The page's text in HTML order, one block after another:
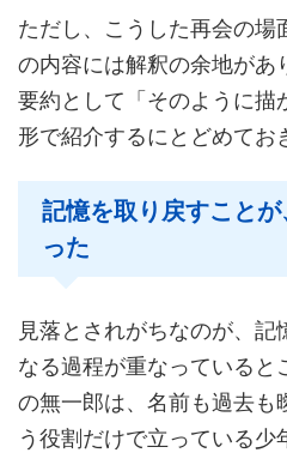
ただし、こうした再会の場
の内容には解釈の余地があ
要約として「そのように描
形で紹介するにとどめてお
記憶を取り戻すこと
った
見落とされがちなのが、記
なる過程が重なっていると
の無一郎は、名前も過去も
う役割だけで立っている